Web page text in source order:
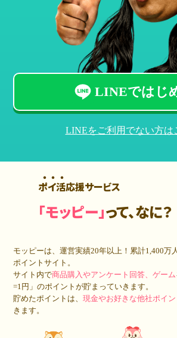
LINEではじ
LINEをご利用でない方は
ポイ活応援サービス
「モッピー」って、なに？
モッピーは、運営実績20年以上！累計1,400万
ポイントサイト。
サイト内で商品購入やアンケート回答、ゲーム
=1円」のポイントが貯まっていきます。
貯めたポイントは、現金やお好きな他社ポイ
きます。